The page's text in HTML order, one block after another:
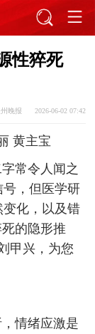
性猝死
州晚报 2026-06-02 07:42
黄主宝
常令人闻之
，但医学研
化，以及错
的隐形推
甲兴，为您
情绪应激是